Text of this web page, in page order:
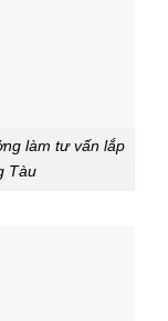
làm tư vấn lắp
Tàu